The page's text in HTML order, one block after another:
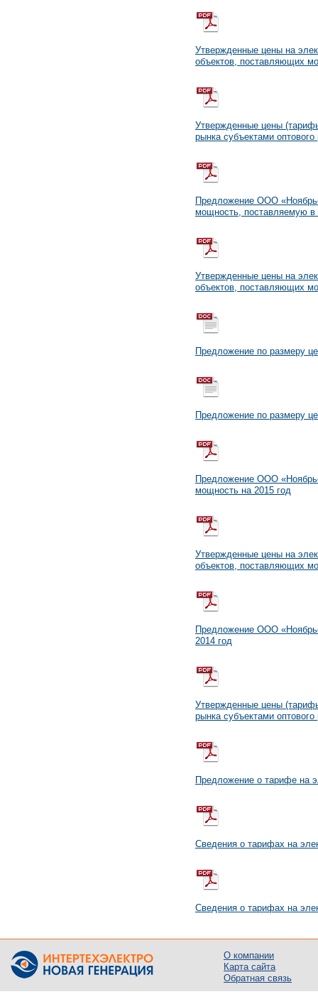
Утвержденные цены на
объектов, поставляющих
Утвержденные цены
рынка субъектами
Предложение ООО
мощность, поставляемую в
Утвержденные цены на
объектов, поставляющих
Предложение по размеру
Предложение по размеру
Предложение ООО
мощность на 2015 год
Утвержденные цены на
объектов, поставляющих
Предложение ООО
2014 год
Утвержденные цены
рынка субъектами
Предложение о тарифе на
Сведения о тарифах на
Сведения о тарифах на
О компании
Карта сайта
Обратная связь